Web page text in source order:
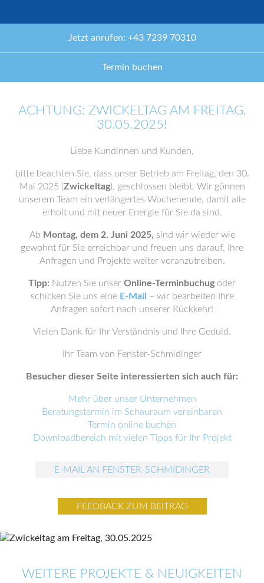
Jetzt anrufen: +43 7239 70310
Termin buchen
ACHTUNG: ZWICKELTAG AM FREITAG,
30.05.2025!
Liebe Kundinnen und Kunden,
bitte beachten Sie, dass unser Betrieb am Freitag, den 30.
Mai 2025 (Zwickeltag), geschlossen bleibt. Wir gönnen
unserem Team ein verlängertes Wochenende, damit alle
erholt und mit neuer Energie für Sie da sind.
Ab Montag, dem 2. Juni 2025, sind wir wieder wie
gewohnt für Sie erreichbar und freuen uns darauf, Ihre
Anfragen und Projekte weiter voranzutreiben.
Tipp: Nutzen Sie unser Online-Terminbuchug oder
schicken Sie uns eine E-Mail
– wir bearbeiten Ihre
Anfragen sofort nach unserer Rückkehr!
Vielen Dank für Ihr Verständnis und Ihre Geduld.
Ihr Team von Fenster-Schmidinger
Besucher dieser Seite interessierten sich auch für:
Mehr über unser Unternehmen
Beratungstermin im Schauraum vereinbaren
Termin online buchen
Downloadbereich mit vielen Tipps für Ihr Projekt
E-MAIL AN FENSTER-SCHMIDINGER
FEEDBACK ZUM BEITRAG
WEITERE PROJEKTE & NEUIGKEITEN